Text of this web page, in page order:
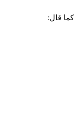
كما قال: